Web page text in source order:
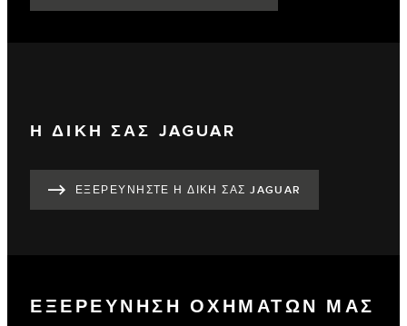
Η ΔΙΚΗ ΣΑΣ JAGUAR
ΕΞΕΡΕΥΝΗΣΤΕ Η ΔΙΚΗ ΣΑΣ JAGUAR
ΕΞΕΡΕΥΝΗΣΗ ΟΧΗΜΑΤΩΝ ΜΑΣ